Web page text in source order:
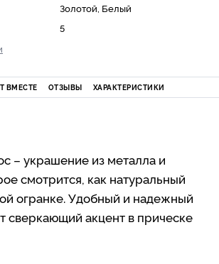
Золотой, Белый
5
ВМЕСТЕ ОТЗЫВЫ ХАРАКТЕРИСТИКИ
– украшение из металла и
смотрится, как натуральный
огранке. Удобный и надежный
сверкающий акцент в прическе